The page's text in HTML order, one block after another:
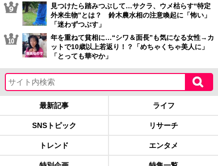
見つけたら踏みつぶして…サクラ、ウメ枯らす“特定
外来生物”とは？ 鈴木農水相の注意喚起に「怖い」
「迷わずつぶす」
年を重ねて貧相に…“シワ＆面長”も気になる女性→カ
ットで10歳以上若返り！？「めちゃくちゃ美人に」
「とっても華やか」
最新記事 ライフ
SNSトピック リサーチ
トレンド エンタメ